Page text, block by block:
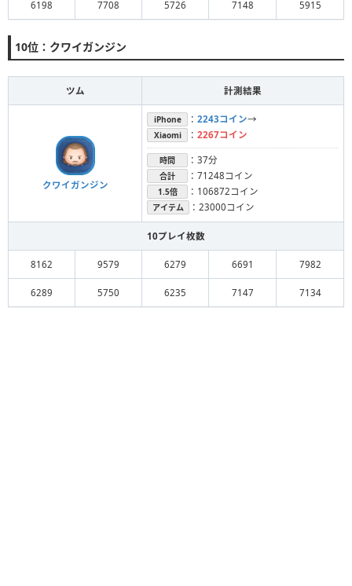
6198 7708 5726 7148 5915
10位：クワイガンジン
ツム 計測結果
クワイガンジン
iPhone ： 2243コイン→
Xiaomi ： 2267コイン
時間 ：37分
合計 ：71248コイン
1.5倍 ：106872コイン
アイテム ：23000コイン
10プレイ枚数
8162 9579 6279 6691 7982
6289 5750 6235 7147 7134